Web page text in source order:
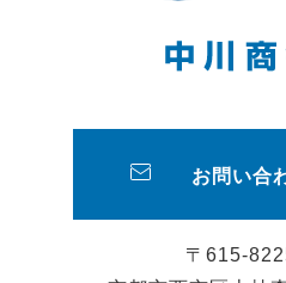
お問い合
〒615-